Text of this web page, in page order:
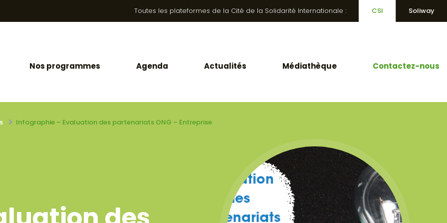
Toutes les plateformes de la Cité de la Solidarité Internationale : CSI Soliway
Nos programmes Agenda Actualités Médiathèque Contactez-nous
Infographie – Evaluation des partenariats ONG – Entreprise